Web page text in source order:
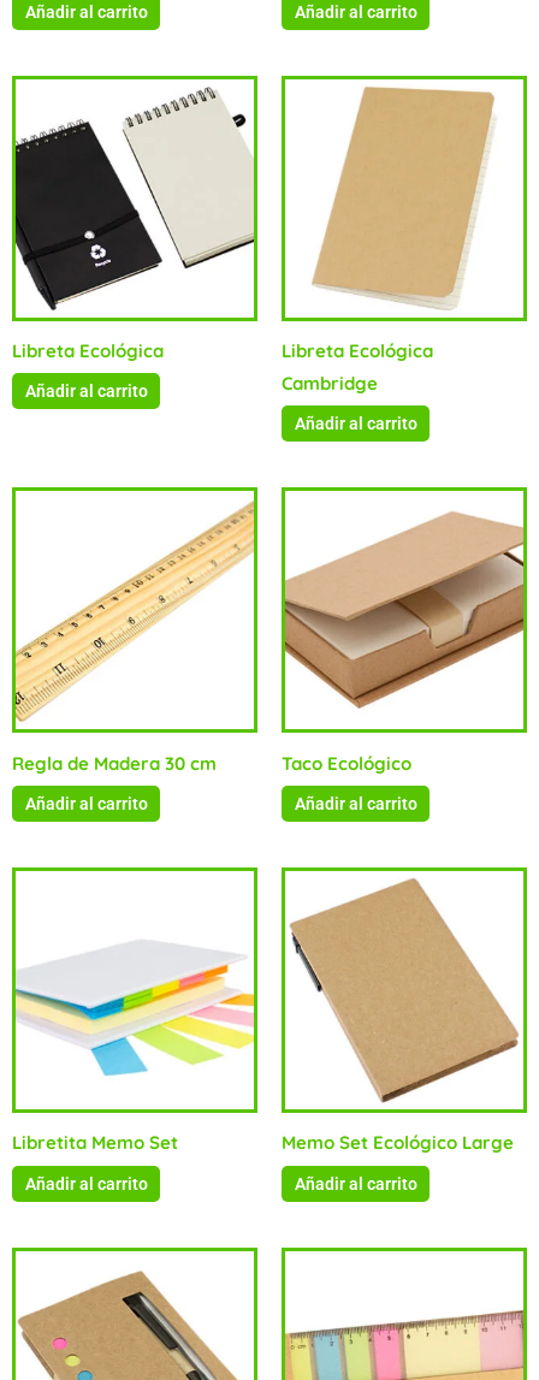
Añadir al carrito Añadir al carrito
Libreta Ecológica
Añadir al carrito
Libreta Ecológica
Cambridge
Añadir al carrito
Regla de Madera 30 cm
Añadir al carrito
Taco Ecológico
Añadir al carrito
Libretita Memo Set
Añadir al carrito
Memo Set Ecológico Large
Añadir al carrito